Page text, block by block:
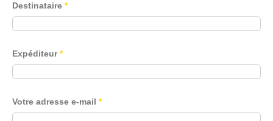
Destinataire *
Expéditeur*
Votre adresse e-mail *